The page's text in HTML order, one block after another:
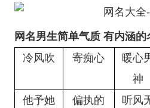
网名男生简单气质 有内涵
冷风吹
寄痴心
暖心
神
他予她
偏执的
听风